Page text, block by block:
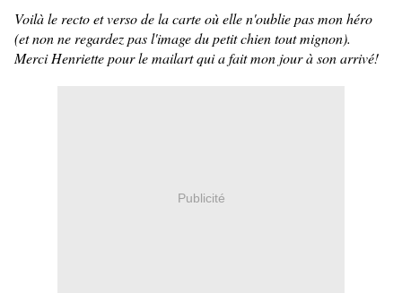
Voilà le recto et verso de la carte où elle n'oublie pas mon héro
(et non ne regardez pas l'image du petit chien tout mignon).
Merci Henriette pour le mailart qui a fait mon jour à son arrivé!
Publicité